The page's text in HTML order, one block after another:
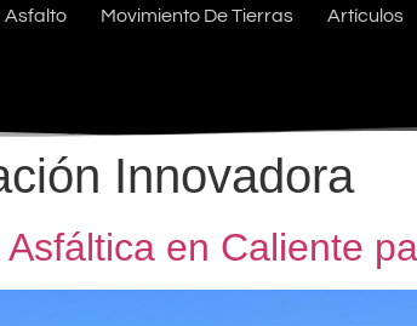
Asfalto Movimiento De Tierras Artículos
Innovadora
en Caliente